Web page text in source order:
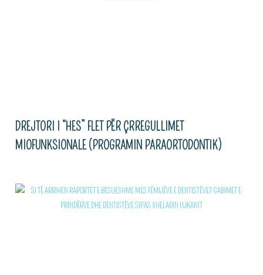
DREJTORI I “HES” FLET PËR ÇRREGULLIMET
MIOFUNKSIONALE (PROGRAMIN PARAORTODONTIK)